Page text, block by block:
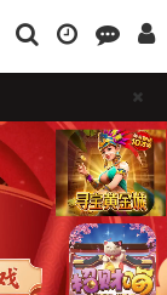
注册送彩金